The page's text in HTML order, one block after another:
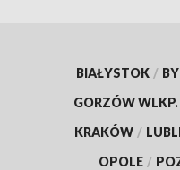
BIAŁYSTOK /
GORZÓW WLKP.
KRAKÓW /
OPOLE /